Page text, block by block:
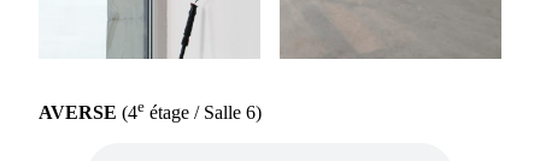
AVERSE (4e étage / Salle 6)